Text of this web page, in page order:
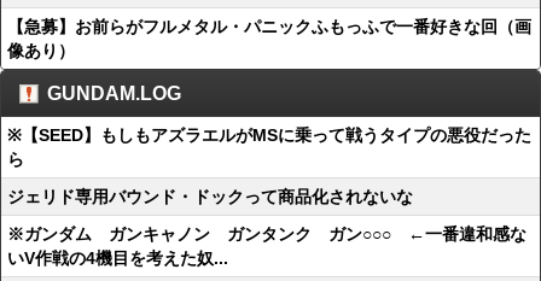
【急募】お前らがフルメタル・パニックふもっふで一番好きな回（画
像あり）
GUNDAM.LOG
※【SEED】もしもアズラエルがMSに乗って戦うタイプの悪役だった
ら
ジェリド専用バウンド・ドックって商品化されないな
※ガンダム ガンキャノン ガンタンク ガン○○○ ←一番違和感な
いV作戦の4機目を考えた奴...